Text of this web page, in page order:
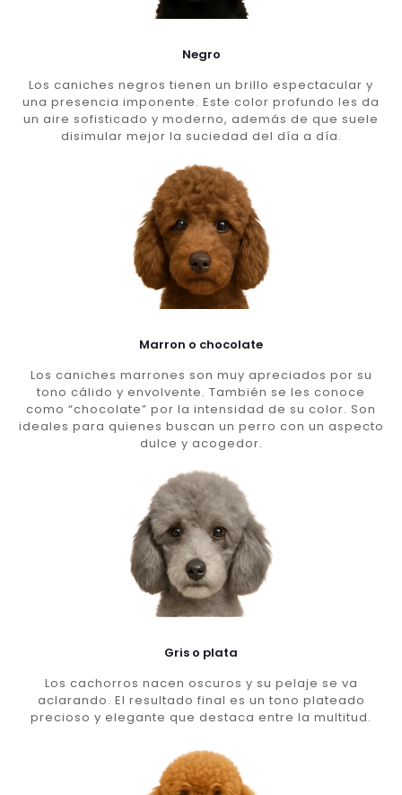
Negro
Los caniches negros tienen un brillo espectacular y
una presencia imponente. Este color profundo les da
un aire sofisticado y moderno, además de que suele
disimular mejor la suciedad del día a día.
Marron o chocolate
Los caniches marrones son muy apreciados por su
tono cálido y envolvente. También se les conoce
como “chocolate” por la intensidad de su color. Son
ideales para quienes buscan un perro con un aspecto
dulce y acogedor.
Gris o plata
Los cachorros nacen oscuros y su pelaje se va
aclarando. El resultado final es un tono plateado
precioso y elegante que destaca entre la multitud.